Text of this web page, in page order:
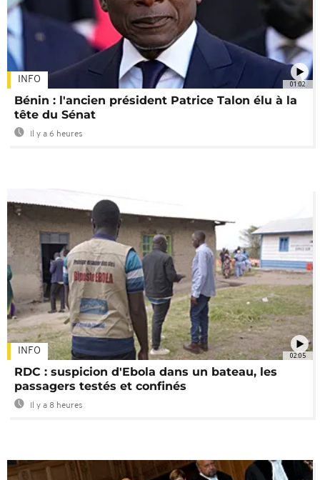
01:02
INFO
Bénin : l'ancien président Patrice Talon élu à la
tête du Sénat
Il y a 6 heures
02:05
INFO
RDC : suspicion d'Ebola dans un bateau, les
passagers testés et confinés
Il y a 8 heures